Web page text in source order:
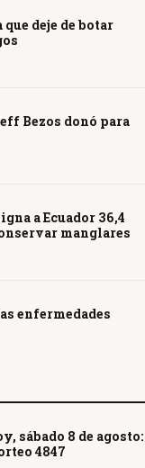
deje de botar
Bezos donó para
a Ecuador 36,4
manglares
enfermedades
sábado 8 de agosto:
4847